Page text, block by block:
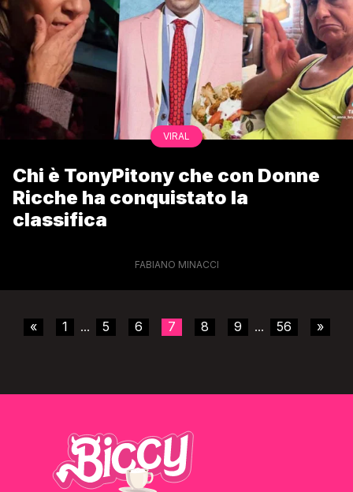
VIRAL
Chi è TonyPitony che con Donne
Ricche ha conquistato la
classifica
FABIANO MINACCI
« 1 ... 5 6 7 8 9 ... 56 »